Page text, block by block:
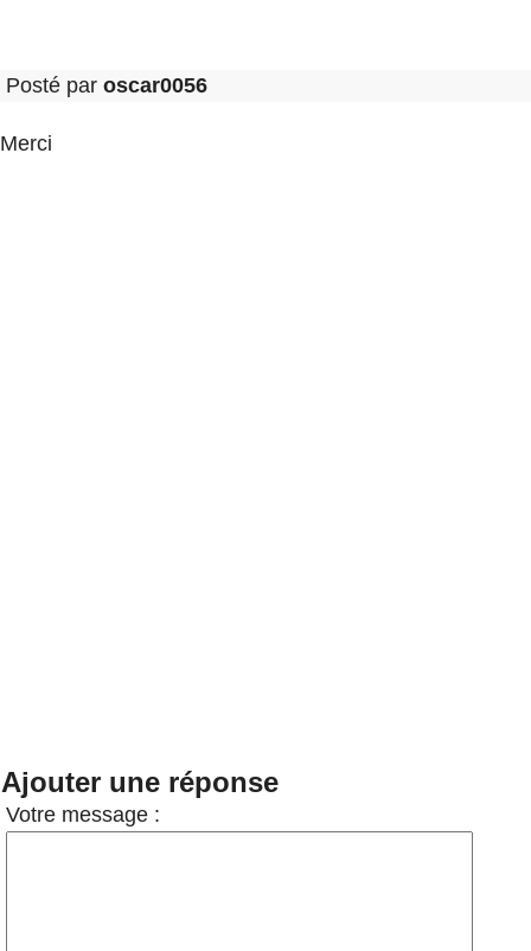
Posté par oscar0056
Merci
Ajouter une réponse
Votre message :